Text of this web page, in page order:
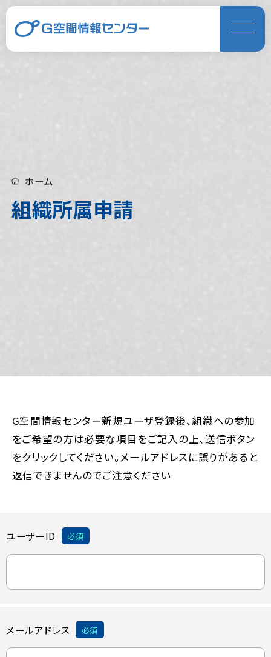
ホーム
組織所属申請
G空間情報センター新規ユーザ登録後、組織への参加
をご希望の方は必要な項目をご記入の上、送信ボタン
をクリックしてください。メールアドレスに誤りがあると
返信できませんのでご注意ください
ユーザーID 必須
メールアドレス 必須